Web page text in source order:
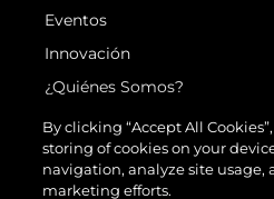
Eventos
Innovación
¿Quiénes Somos?
El Equipo
Estilo De Vida
Historia
By clicking “Accept All
storing of cookies on your
navigation, analyze site usage,
marketing efforts.